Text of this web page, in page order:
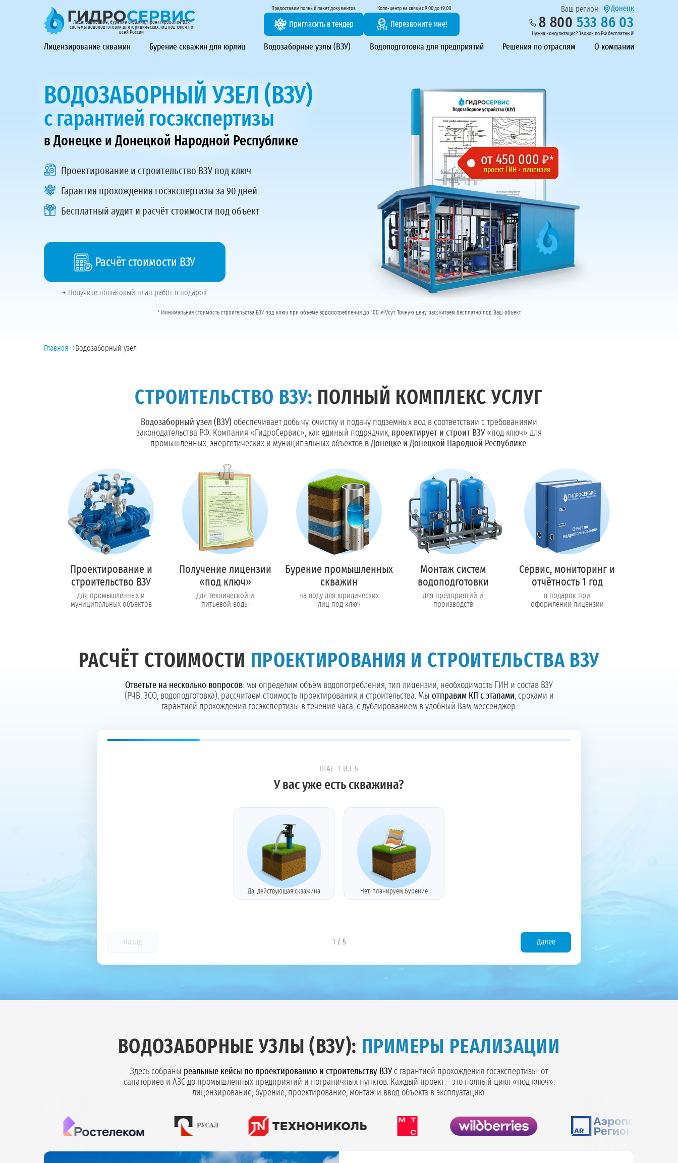
Лицензирование, бурение скважин, проектирование ВЗУ,
системы водоподготовки для юридических лиц под ключ по
всей России
Предоставим полный пакет документов
Пригласить в тендер
Колл-центр на связи с 9:00 до 19:00
Перезвоните мне!
Ваш регион: Донецк
8 800 533 86 03
Нужна консультация? Звонок по РФ бесплатный!
ГидроСервис - лицензирование, бурение скважин, проектирование ВЗУ, системы водоподготовки
Лицензирование скважин Бурение скважин для юрлиц Водозаборные узлы (ВЗУ) Водоподготовка для предприятий Решения по отраслям О компании
ВОДОЗАБОРНЫЙ УЗЕЛ (ВЗУ)
с гарантией госэкспертизы
в Донецке и Донецкой Народной Республике
Проектирование и строительство ВЗУ под ключ
Гарантия прохождения госэкспертизы за 90 дней
Бесплатный аудит и расчёт стоимости под объект
Расчёт стоимости ВЗУ
+ Получите пошаговый план работ в подарок
от 450 000 ₽*
проект ГИН + лицензия
* Минимальная стоимость строительства ВЗУ под ключ при объёме водопотребления до 100 м³/сут. Точную цену рассчитаем бесплатно под Ваш объект.
Главная ›Водозаборный узел
СТРОИТЕЛЬСТВО ВЗУ: ПОЛНЫЙ КОМПЛЕКС УСЛУГ
Водозаборный узел (ВЗУ) обеспечивает добычу, очистку и подачу подземных вод в соответствии с требованиями
законодательства РФ. Компания «ГидроСервис», как единый подрядчик, проектирует и строит ВЗУ «под ключ» для
промышленных, энергетических и муниципальных объектов в Донецке и Донецкой Народной Республике.
Проектирование и
строительство ВЗУ
для промышленных и
муниципальных объектов
Получение лицензии
«под ключ»
для технической и
питьевой воды
Бурение промышленных
скважин
на воду для юридических
лиц под ключ
Монтаж систем
водоподготовки
для предприятий и
производств
Сервис, мониторинг и
отчётность 1 год
в подарок при
оформлении лицензии
Предоставим полный пакет документов
Пригласить в тендер
Колл-центр на связи с 9:00 до 19:00
Перезвоните нам
РАСЧЁТ СТОИМОСТИ ПРОЕКТИРОВАНИЯ И СТРОИТЕЛЬСТВА ВЗУ
Ответьте на несколько вопросов: мы определим объём водопотребления, тип лицензии, необходимость ГИН и состав ВЗУ
(РЧВ, ЗСО, водоподготовка), рассчитаем стоимость проектирования и строительства. Мы отправим КП с этапами, сроками и
гарантией прохождения госэкспертизы в течение часа, с дублированием в удобный Вам мессенджер.
ШАГ 1 ИЗ 5
У вас уже есть скважина?
Да, действующая скважина Нет, планируем бурение
Назад 1 / 5 Далее
ВОДОЗАБОРНЫЕ УЗЛЫ (ВЗУ): ПРИМЕРЫ РЕАЛИЗАЦИИ
Здесь собраны реальные кейсы по проектированию и строительству ВЗУ с гарантией прохождения госэкспертизы: от
санаториев и АЗС до промышленных предприятий и пограничных пунктов. Каждый проект – это полный цикл «под ключ»:
лицензирование, бурение, проектирование, монтаж и ввод объекта в эксплуатацию.